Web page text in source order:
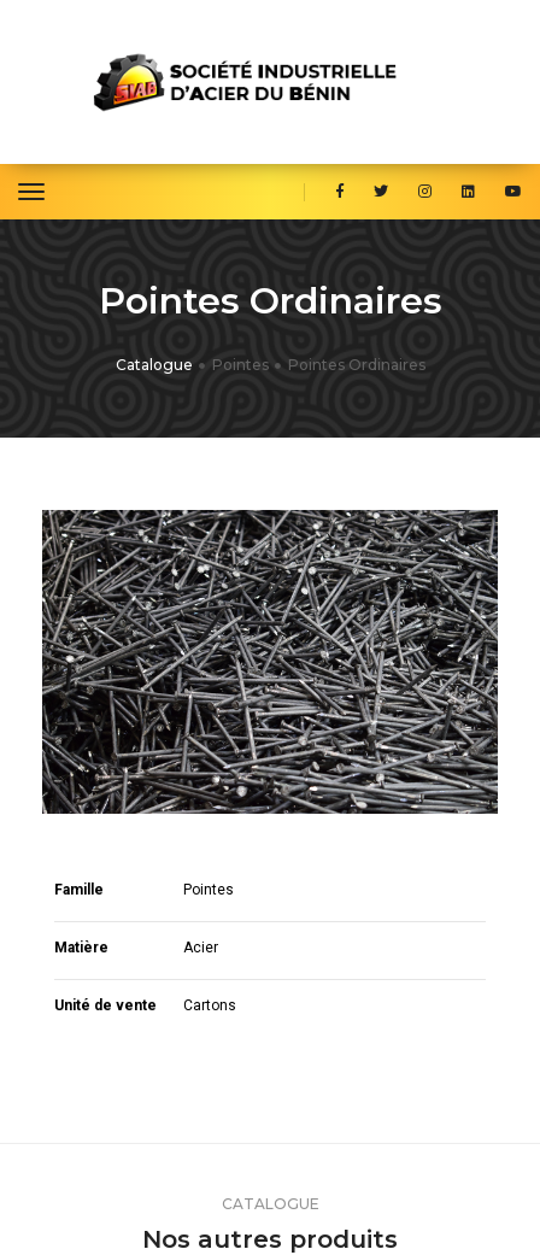
toggle navigation
Pointes Ordinaires
Catalogue Pointes Pointes Ordinaires
Famille Pointes
Matière Acier
Unité de vente Cartons
CATALOGUE
Nos autres produits